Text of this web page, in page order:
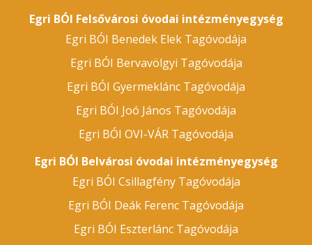
Egri BÓI Felsővárosi óvodai intézményegység
Egri BÓI Benedek Elek Tagóvodája
Egri BÓI Bervavölgyi Tagóvodája
Egri BÓI Gyermeklánc Tagóvodája
Egri BÓI Joó János Tagóvodája
Egri BÓI OVI-VÁR Tagóvodája
Egri BÓI Belvárosi óvodai intézményegység
Egri BÓI Csillagfény Tagóvodája
Egri BÓI Deák Ferenc Tagóvodája
Egri BÓI Eszterlánc Tagóvodája